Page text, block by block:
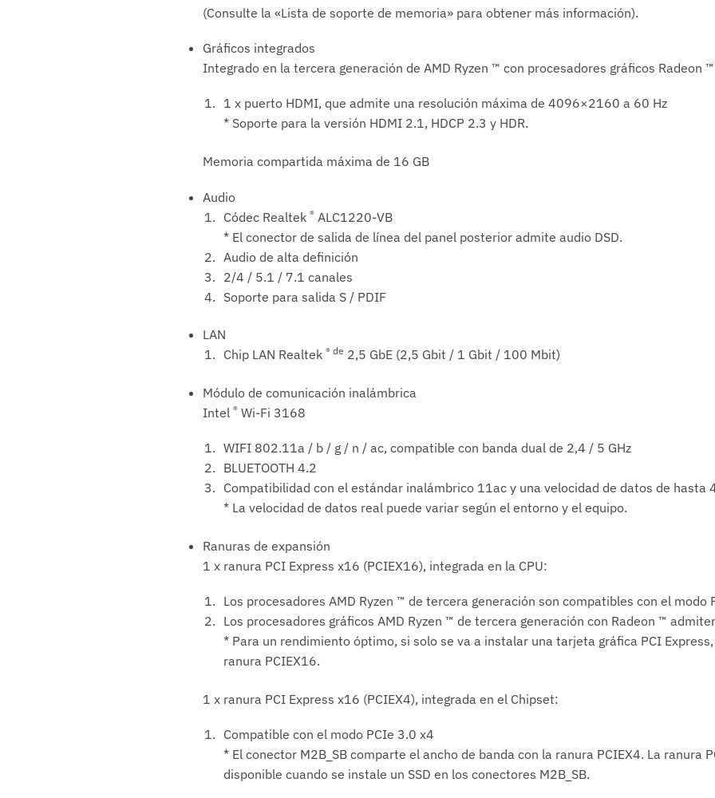
(Consulte la «Lista de soporte de memoria» para obtener más información).
Gráficos integrados
Integrado en la tercera generación de AMD Ryzen ™ con procesadores gráficos Radeon
1 x puerto HDMI, que admite una resolución máxima de 4096×2160 a 60 Hz
* Soporte para la versión HDMI 2.1, HDCP 2.3 y HDR.
Memoria compartida máxima de 16 GB
Audio
Códec Realtek ®ALC1220-VB
* El conector de salida de línea del panel posterior admite audio DSD.
Audio de alta definición
2/4 / 5.1 / 7.1 canales
Soporte para salida S / PDIF
LAN
Chip LAN Realtek ® de 2,5 GbE (2,5 Gbit / 1 Gbit / 100 Mbit)
Módulo de comunicación inalámbrica
Intel ®Wi-Fi 3168
WIFI 802.11a / b / g / n / ac, compatible con banda dual de 2,4 / 5 GHz
BLUETOOTH 4.2
Compatibilidad con el estándar inalámbrico 11ac y una velocidad de datos de hasta
* La velocidad de datos real puede variar según el entorno y el equipo.
Ranuras de expansión
1 x ranura PCI Express x16 (PCIEX16), integrada en la CPU:
Los procesadores AMD Ryzen ™ de tercera generación son compatibles con el modo
Los procesadores gráficos AMD Ryzen ™ de tercera generación con Radeon ™
* Para un rendimiento óptimo, si solo se va a instalar una tarjeta gráfica PCI
ranura PCIEX16.
1 x ranura PCI Express x16 (PCIEX4), integrada en el Chipset:
Compatible con el modo PCIe 3.0 x4
* El conector M2B_SB comparte el ancho de banda con la ranura PCIEX4. La ranura
disponible cuando se instale un SSD en los conectores M2B_SB.